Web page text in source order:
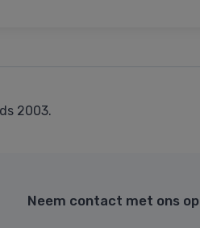
2003.
Neem contact met ons op